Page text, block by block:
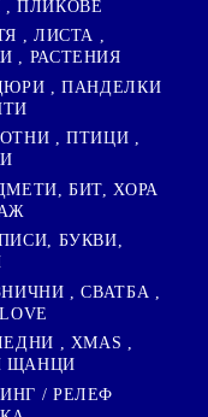
, ПЛИКОВЕ
, ЛИСТА ,
, РАСТЕНИЯ
, ПАНДЕЛКИ
, ПТИЦИ ,
БИТ, ХОРА
БУКВИ,
, СВАТБА ,
, XMAS ,
ЩАНЦИ
/ РЕЛЕФ